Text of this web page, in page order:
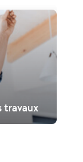
travaux